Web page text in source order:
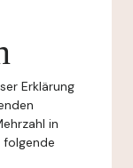
Erklärung
in
folgende